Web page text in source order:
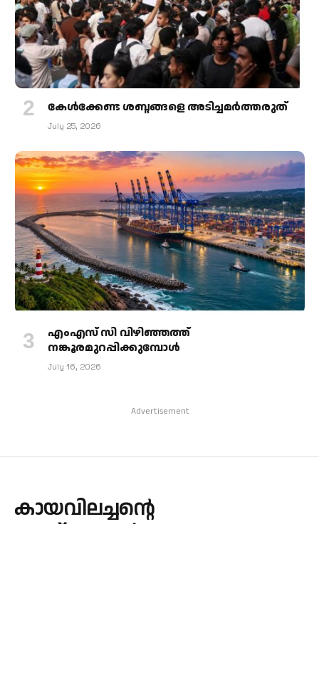
കേള്‍ക്കേണ്ട ശബ്ദങ്ങളെ അടിച്ചമര്‍ത്തരുത്
July 25, 2026
എംഎസ് സി വിഴിഞ്ഞത്ത്
നങ്കൂരമുറപ്പിക്കുമ്പോള്‍
July 16, 2026
Advertisement
കായവിലച്ചന്റെ
‘അല്മായധര്‍മ്മം’